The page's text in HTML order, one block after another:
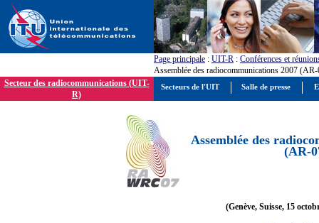
Page principale : UIT-R : Conférences et
Assemblée des radiocommunications 2007
Secteur des radiocommunications (UIT-
R)
Assemblée des
(AR-
(Genève, Suisse, 15
Secteurs de l'UIT Salle de presse